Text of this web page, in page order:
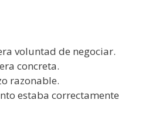
voluntad de negociar.
concreta.
razonable.
estaba correctamente